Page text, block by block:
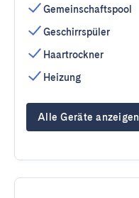
Gemeinschaftspool
Geschirrspüler
Haartrockner
Heizung
Alle Geräte anzeigen